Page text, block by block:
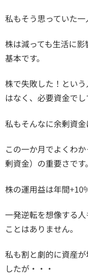
私もそう思っていた一
株は減っても生活に
基本です。
株で失敗した！とい
はなく、必要資金でし
私もそんなに余剰資金
この一か月でよくわ
剰資金）の重要さです。
株の運用益は年間
一発逆転を想像する
ことはありません。
私も割と劇的に資産
したが・・・